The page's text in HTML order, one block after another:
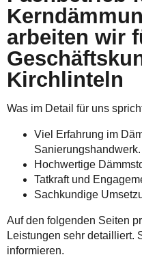
arbeiten wir
Kirchlinteln
Was im Detail für uns
Viel Erfahrung im
Sanierungshandwerk.
Hochwertige
Tatkraft und
Sachkundige
Auf den folgenden Seiten
Leistungen sehr detailliert.
informieren.